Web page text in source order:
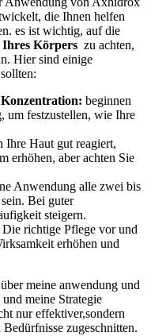
die Ihnen helfen
es ist wichtig, ⁤auf⁣ die
⁣Körpers ‍ zu achten,​
Hier sind einige
beginnen​
um festzustellen, wie Ihre
Ihre Haut gut reagiert,
erhöhen, aber ‍achten⁤ Sie​
Anwendung‍ alle zwei bis
Bei guter
⁢steigern.
Die richtige Pflege vor und
erhöhen und
über meine anwendung und
meine ‍Strategie
nur⁣ effektiver,sondern
zugeschnitten.